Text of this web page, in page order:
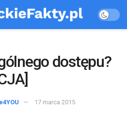
dostępu?
17 marca 2015